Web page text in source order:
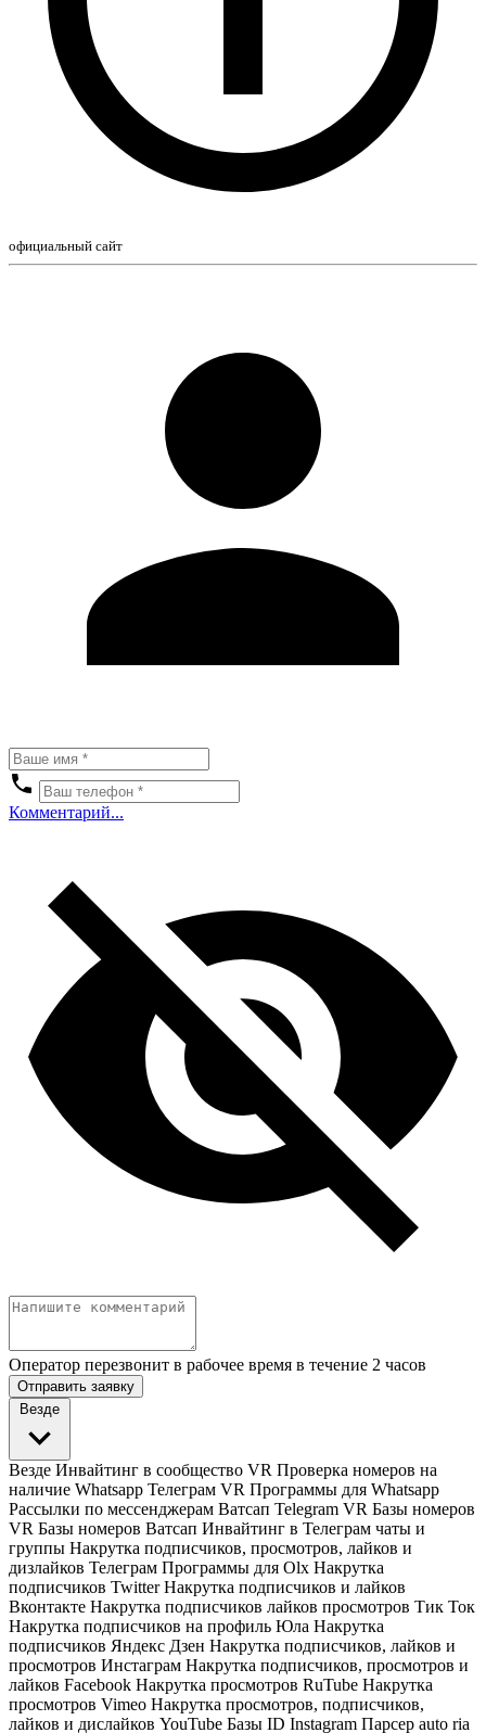
официальный сайт
Комментарий...
Оператор перезвонит в рабочее время в течение 2 часов
Отправить заявку
Везде
Везде Инвайтинг в сообщество VR Проверка номеров на
наличие Whatsapp Телеграм VR Программы для Whatsapp
Рассылки по мессенджерам Ватсап Telegram VR Базы номеров
VR Базы номеров Ватсап Инвайтинг в Телеграм чаты и
группы Накрутка подписчиков, просмотров, лайков и
дизлайков Телеграм Программы для Olx Накрутка
подписчиков Twitter Накрутка подписчиков и лайков
Вконтакте Накрутка подписчиков лайков просмотров Тик Ток
Накрутка подписчиков на профиль Юла Накрутка
подписчиков Яндекс Дзен Накрутка подписчиков, лайков и
просмотров Инстаграм Накрутка подписчиков, просмотров и
лайков Facebook Накрутка просмотров RuTube Накрутка
просмотров Vimeo Накрутка просмотров, подписчиков,
лайков и дислайков YouTube Базы ID Instagram Парсер auto ria